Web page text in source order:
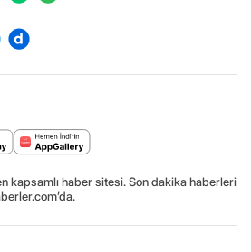
kapsamlı haber sitesi. Son dakika haberleri